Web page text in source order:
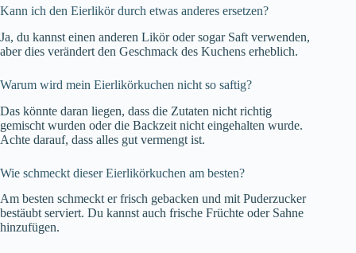
Kann ich den Eierlikör durch etwas anderes ersetzen?
Ja, du kannst einen anderen Likör oder sogar Saft verwenden,
aber dies verändert den Geschmack des Kuchens erheblich.
Warum wird mein Eierlikörkuchen nicht so saftig?
Das könnte daran liegen, dass die Zutaten nicht richtig
gemischt wurden oder die Backzeit nicht eingehalten wurde.
Achte darauf, dass alles gut vermengt ist.
Wie schmeckt dieser Eierlikörkuchen am besten?
Am besten schmeckt er frisch gebacken und mit Puderzucker
bestäubt serviert. Du kannst auch frische Früchte oder Sahne
hinzufügen.